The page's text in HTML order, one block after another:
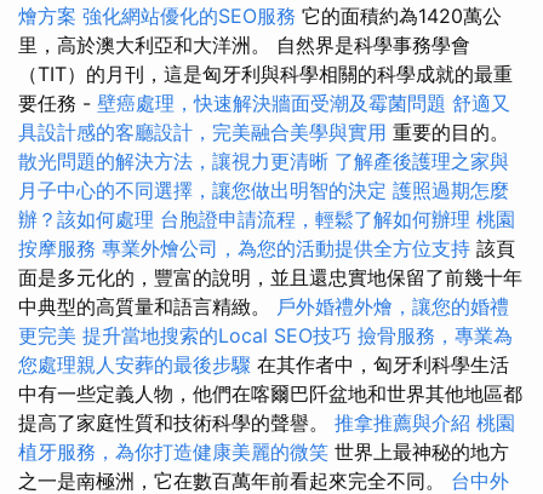
燴方案 強化網站優化的SEO服務 它的面積約為1420萬公
里，高於澳大利亞和大洋洲。 自然界是科學事務學會
（TIT）的月刊，這是匈牙利與科學相關的科學成就的最重
要任務 - 壁癌處理，快速解決牆面受潮及霉菌問題 舒適又
具設計感的客廳設計，完美融合美學與實用 重要的目的。
散光問題的解決方法，讓視力更清晰 了解產後護理之家與
月子中心的不同選擇，讓您做出明智的決定 護照過期怎麼
辦？該如何處理 台胞證申請流程，輕鬆了解如何辦理 桃園
按摩服務 專業外燴公司，為您的活動提供全方位支持 該頁
面是多元化的，豐富的說明，並且還忠實地保留了前幾十年
中典型的高質量和語言精緻。 戶外婚禮外燴，讓您的婚禮
更完美 提升當地搜索的Local SEO技巧 撿骨服務，專業為
您處理親人安葬的最後步驟 在其作者中，匈牙利科學生活
中有一些定義人物，他們在喀爾巴阡盆地和世界其他地區都
提高了家庭性質和技術科學的聲譽。 推拿推薦與介紹 桃園
植牙服務，為你打造健康美麗的微笑 世界上最神秘的地方
之一是南極洲，它在數百萬年前看起來完全不同。 台中外